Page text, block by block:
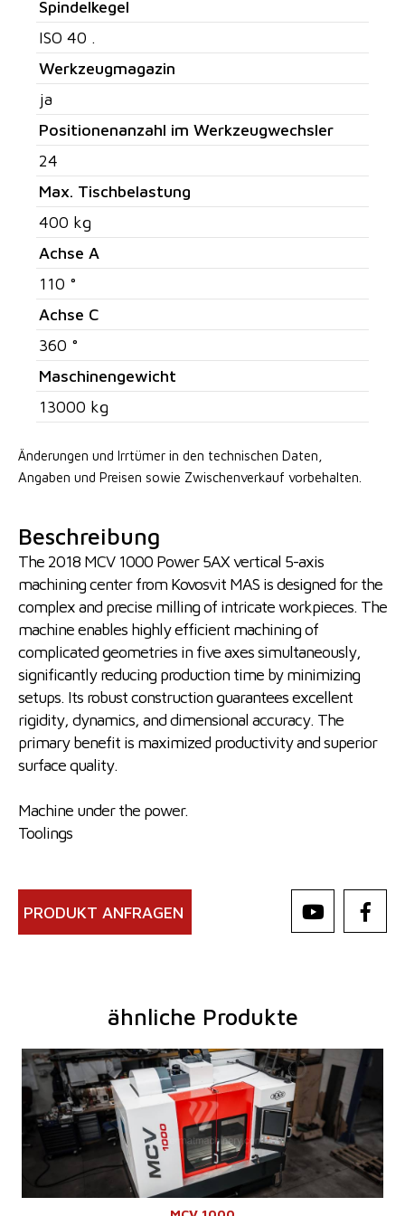
Spindelkegel
ISO 40 .
Werkzeugmagazin
ja
Positionenanzahl im Werkzeugwechsler
24
Max. Tischbelastung
400 kg
Achse A
110 °
Achse C
360 °
Maschinengewicht
13000 kg
Änderungen und Irrtümer in den technischen Daten,
Angaben und Preisen sowie Zwischenverkauf vorbehalten.
Beschreibung
The 2018 MCV 1000 Power 5AX vertical 5-axis
machining center from Kovosvit MAS is designed for the
complex and precise milling of intricate workpieces. The
machine enables highly efficient machining of
complicated geometries in five axes simultaneously,
significantly reducing production time by minimizing
setups. Its robust construction guarantees excellent
rigidity, dynamics, and dimensional accuracy. The
primary benefit is maximized productivity and superior
surface quality.
Machine under the power.
Toolings
PRODUKT ANFRAGEN
ähnliche Produkte
Baujahr:
2025
Kontrollsystem
Steuerung Heidenhain
TNC 620
Aufspanntischfläche
1300 x 600 mm
X Weg
1000 mm
600 mm
Z Weg
660 mm
Spindeldrehzahl
0 - 10000 /min.
Anzahl der Achsen
3
ja